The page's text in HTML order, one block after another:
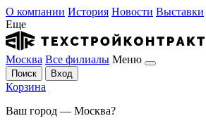
О компании История Новости Выставки
Еще
Москва Все филиалы Меню
Поиск Вход
Корзина
Ваш город — Москва?